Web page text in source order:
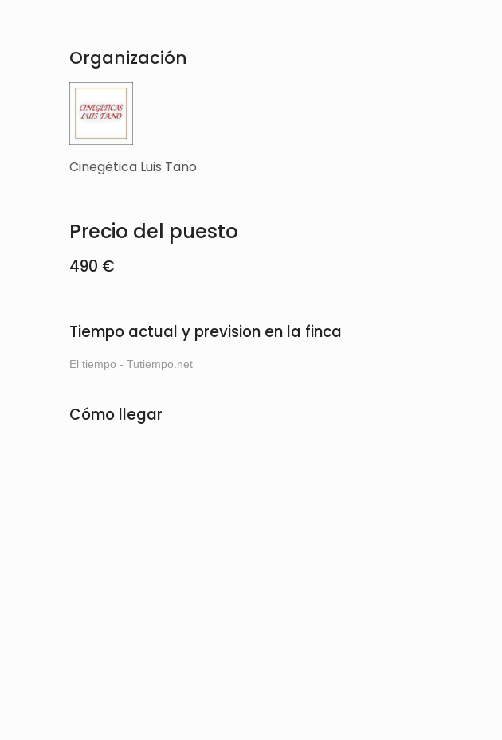
Organización
Cinegética Luis Tano
Precio del puesto
490 €
Tiempo actual y prevision en la finca
El tiempo - Tutiempo.net
Cómo llegar